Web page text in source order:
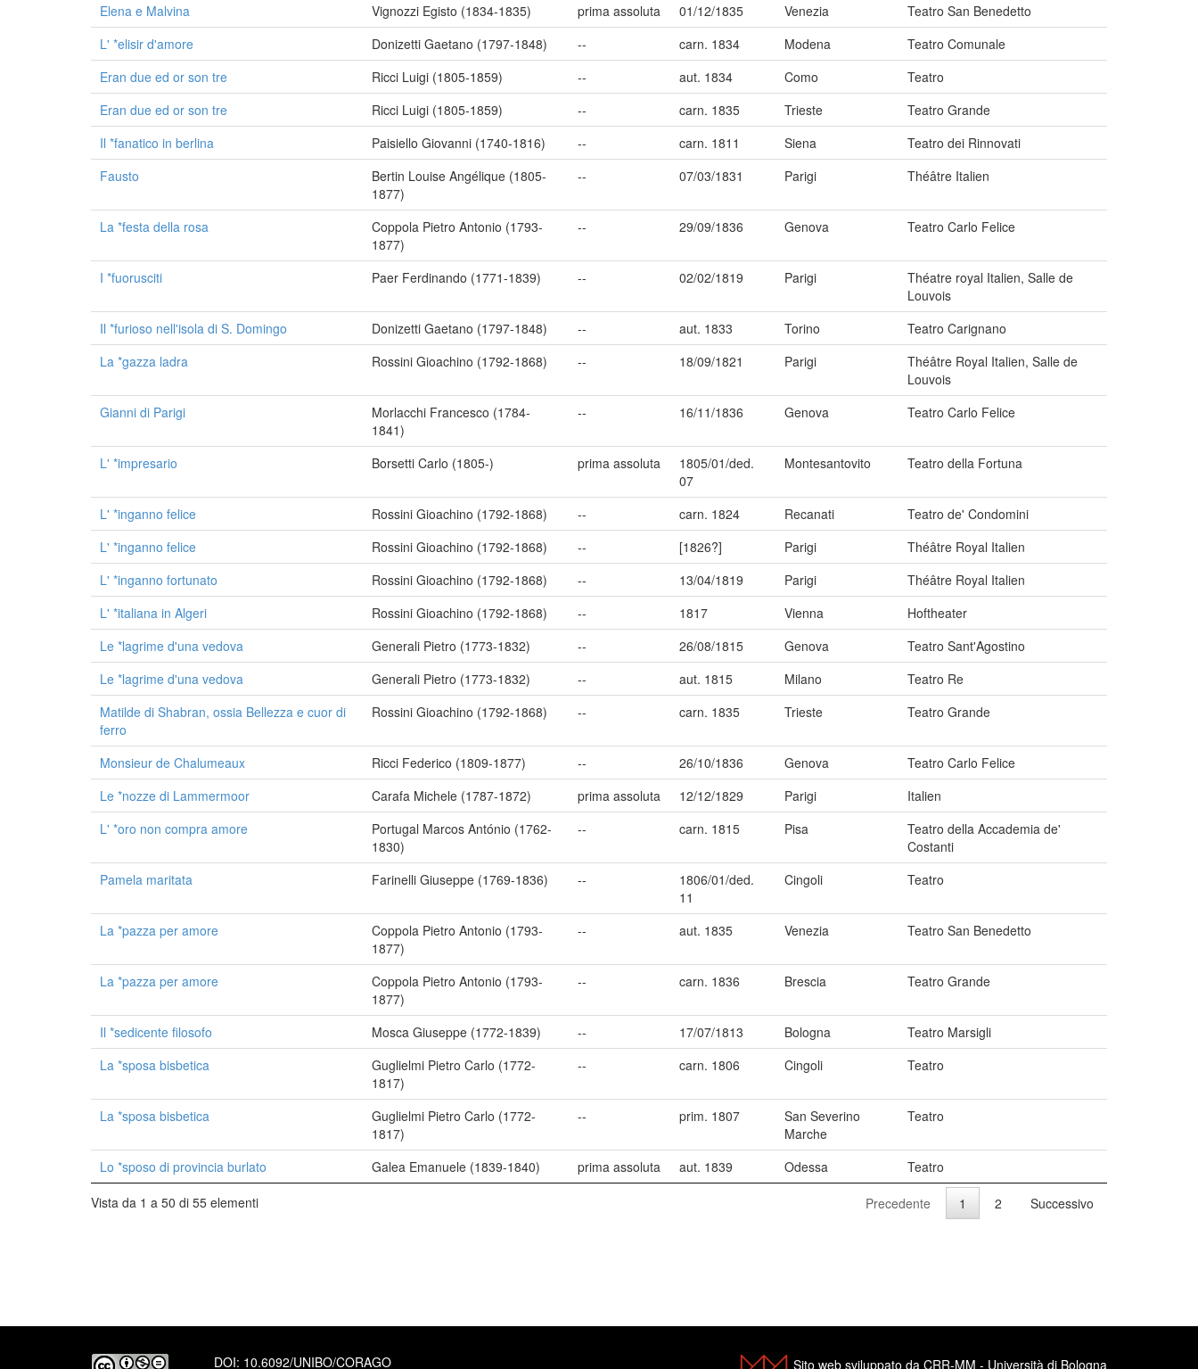
Elena e Malvina
Vignozzi Egisto (1834-1835) prima assoluta 01/12/1835 Venezia
Teatro San Benedetto
L' *elisir d'amore
Donizetti Gaetano (1797-1848) -- carn. 1834 Modena
Teatro Comunale
Eran due ed or son tre
Ricci Luigi (1805-1859) -- aut. 1834 Como
Teatro
Eran due ed or son tre
Ricci Luigi (1805-1859) -- carn. 1835 Trieste
Teatro Grande
Il *fanatico in berlina
Paisiello Giovanni (1740-1816) -- carn. 1811 Siena
Teatro dei Rinnovati
Fausto
Bertin Louise Angélique (1805-
1877)
-- 07/03/1831 Parigi Théâtre Italien
La *festa della rosa
Coppola Pietro Antonio (1793-
1877)
-- 29/09/1836 Genova Teatro Carlo Felice
I *fuorusciti Paer Ferdinando (1771-1839) -- 02/02/1819 Parigi
Théatre royal Italien, Salle de
Louvois
Il *furioso nell'isola di S. Domingo
Donizetti Gaetano (1797-1848) -- aut. 1833 Torino
Teatro Carignano
La *gazza ladra
Rossini Gioachino (1792-1868) -- 18/09/1821 Parigi
Théâtre Royal Italien, Salle de
Louvois
Gianni di Parigi
Morlacchi Francesco (1784-
1841)
-- 16/11/1836 Genova Teatro Carlo Felice
L' *impresario Borsetti Carlo (1805-) prima assoluta
1805/01/ded.
07
Montesantovito Teatro della Fortuna
L' *inganno felice Rossini Gioachino (1792-1868) -- carn. 1824 Recanati
Teatro de' Condomini
L' *inganno felice
Rossini Gioachino (1792-1868) -- [1826?] Parigi
Théâtre Royal Italien
L' *inganno fortunato
Rossini Gioachino (1792-1868) -- 13/04/1819 Parigi
Théâtre Royal Italien
L' *italiana in Algeri
Rossini Gioachino (1792-1868) -- 1817 Vienna
Hoftheater
Le *lagrime d'una vedova
Generali Pietro (1773-1832) -- 26/08/1815 Genova
Teatro Sant'Agostino
Le *lagrime d'una vedova
Generali Pietro (1773-1832) -- aut. 1815 Milano
Teatro Re
Matilde di Shabran, ossia Bellezza e cuor di
ferro
Rossini Gioachino (1792-1868) -- carn. 1835 Trieste Teatro Grande
Monsieur de Chalumeaux Ricci Federico (1809-1877) -- 26/10/1836 Genova
Teatro Carlo Felice
Le *nozze di Lammermoor
Carafa Michele (1787-1872) prima assoluta 12/12/1829 Parigi
Italien
L' *oro non compra amore
Portugal Marcos António (1762-
1830)
-- carn. 1815 Pisa
Teatro della Accademia de'
Costanti
Pamela maritata
Farinelli Giuseppe (1769-1836) --
1806/01/ded.
11
Cingoli Teatro
La *pazza per amore
Coppola Pietro Antonio (1793-
1877)
-- aut. 1835 Venezia Teatro San Benedetto
La *pazza per amore
Coppola Pietro Antonio (1793-
1877)
-- carn. 1836 Brescia Teatro Grande
Il *sedicente filosofo Mosca Giuseppe (1772-1839) -- 17/07/1813 Bologna
Teatro Marsigli
La *sposa bisbetica
Guglielmi Pietro Carlo (1772-
1817)
-- carn. 1806 Cingoli Teatro
La *sposa bisbetica
Guglielmi Pietro Carlo (1772-
1817)
-- prim. 1807
San Severino
Marche
Teatro
Lo *sposo di provincia burlato Galea Emanuele (1839-1840) prima assoluta aut. 1839 Odessa
Teatro
Vista da 1 a 50 di 55 elementi
Precedente 1 2 Successivo
DOI: 10.6092/UNIBO/CORAGO Sito web sviluppato da CRR-MM - Università di Bologna